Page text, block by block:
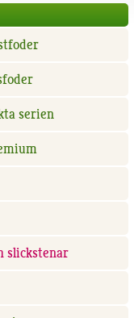
serien
slickstenar